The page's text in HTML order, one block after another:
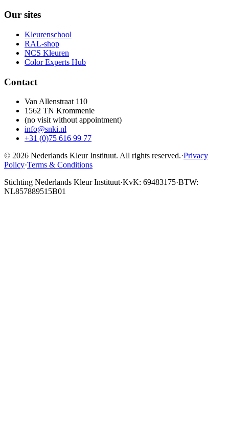
Our sites
Kleurenschool
RAL-shop
NCS Kleuren
Color Experts Hub
Contact
Van Allenstraat 110
1562 TN Krommenie
(no visit without appointment)
info@snki.nl
+31 (0)75 616 99 77
© 2026 Nederlands Kleur Instituut. All rights reserved.·Privacy
Policy·Terms & Conditions
Stichting Nederlands Kleur Instituut·KvK: 69483175·BTW:
NL857889515B01